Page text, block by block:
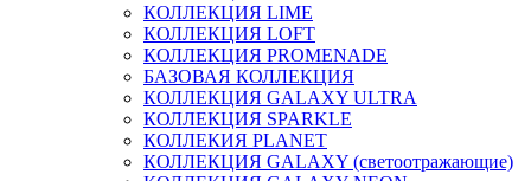
КОЛЛЕКЦИЯ LIME
КОЛЛЕКЦИЯ LOFT
КОЛЛЕКЦИЯ PROMENADE
БАЗОВАЯ КОЛЛЕКЦИЯ
КОЛЛЕКЦИЯ GALAXY ULTRA
КОЛЛЕКЦИЯ SPARKLE
КОЛЛЕКИЯ PLANET
КОЛЛЕКЦИЯ GALAXY (светоотражающие)